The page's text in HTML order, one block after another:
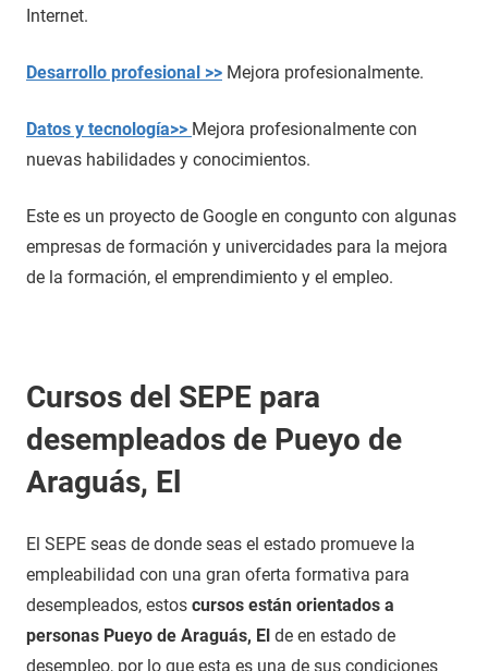
Internet.
Desarrollo profesional >> Mejora profesionalmente.
Datos y tecnología>> Mejora profesionalmente con
nuevas habilidades y conocimientos.
Este es un proyecto de Google en congunto con algunas
empresas de formación y univercidades para la mejora
de la formación, el emprendimiento y el empleo.
Cursos del SEPE para
desempleados de Pueyo de
Araguás, El
El SEPE seas de donde seas el estado promueve la
empleabilidad con una gran oferta formativa para
desempleados, estos cursos están orientados a
personas Pueyo de Araguás, El de en estado de
desempleo, por lo que esta es una de sus condiciones